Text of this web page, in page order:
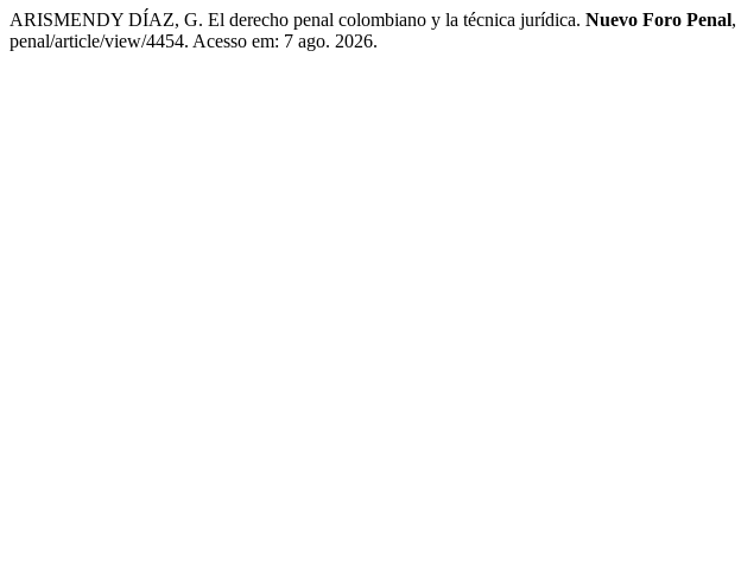
ARISMENDY DÍAZ, G. El derecho penal colombiano y la técnica jurídica. Nuevo Foro Penal,
penal/article/view/4454. Acesso em: 7 ago. 2026.